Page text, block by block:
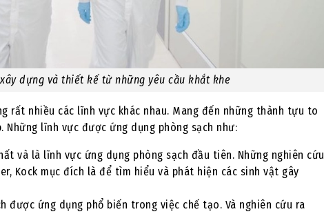
dựng và thiết kế từ những yêu cầu khắt khe
rất nhiều các lĩnh vực khác nhau. Mang đến những thành tựu to
lĩnh vực được ứng dụng phòng sạch như:
và là lĩnh vực ứng dụng phòng sạch đầu tiên. Những nghiên cứu
Kock mục đích là để tìm hiểu và phát hiện các sinh vật gây
được ứng dụng phổ biến trong việc chế tạo. Và nghiên cứu ra